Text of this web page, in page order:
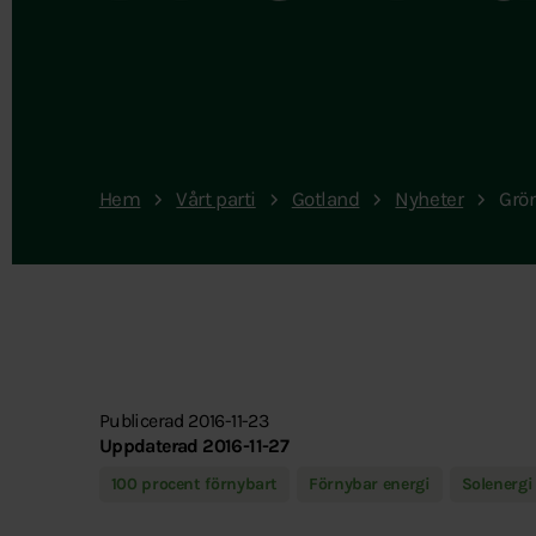
Hem Vårt parti Gotland Nyheter
Publicerad 2016-11-23
Uppdaterad 2016-11-27
100 procent förnybart Förnybar energi Solenergi